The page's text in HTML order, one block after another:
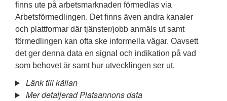
finns ute på arbetsmarknaden förmedlas via
Arbetsförmedlingen. Det finns även andra kanaler
och plattformar där tjänster/jobb anmäls ut samt
förmedlingen kan ofta ske informella vägar. Oavsett
det ger denna data en signal och indikation på vad
som behovet är samt hur utvecklingen ser ut.
Länk till källan
Mer detaljerad Platsannons data